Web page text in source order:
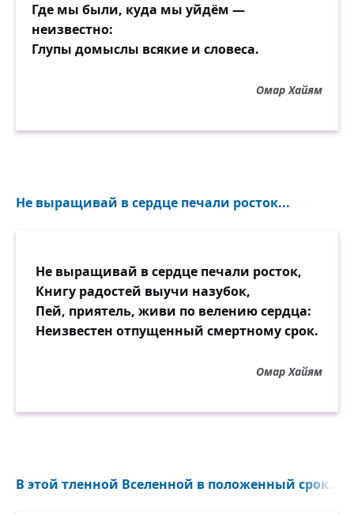
Где мы были, куда мы уйдём —
неизвестно:
Глупы домыслы всякие и словеса.
Омар Хайям
Не выращивай в сердце печали росток...
Не выращивай в сердце печали росток,
Книгу радостей выучи назубок,
Пей, приятель, живи по велению сердца:
Неизвестен отпущенный смертному срок.
Омар Хайям
В этой тленной Вселенной в положенный срок...